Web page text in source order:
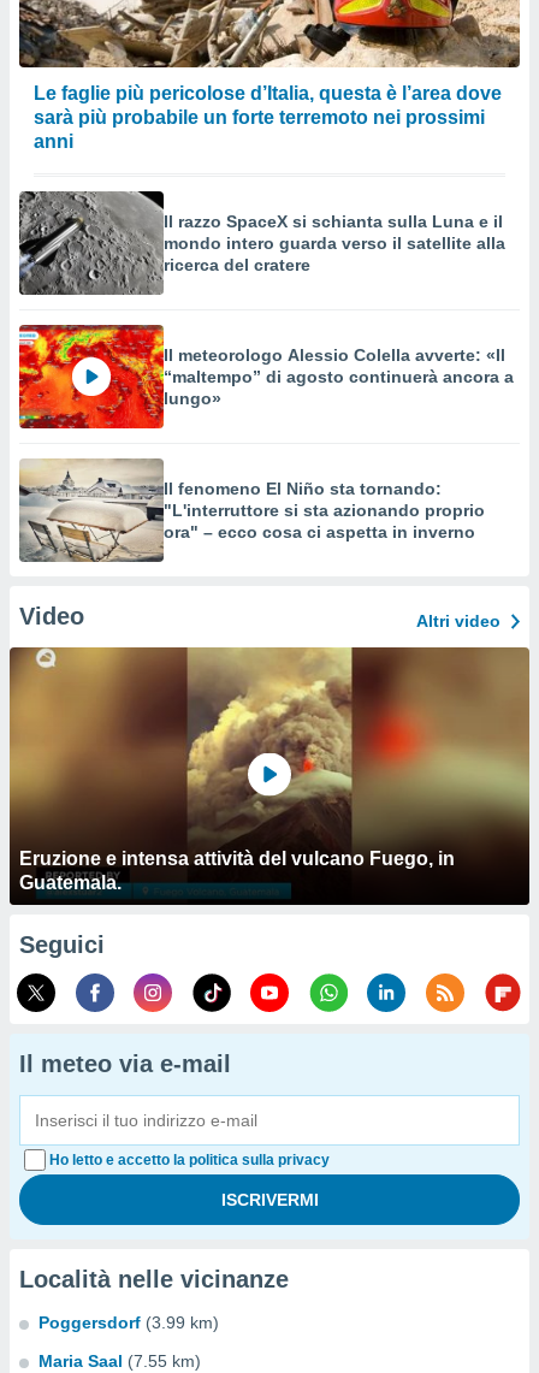
Le faglie più pericolose d’Italia, questa è l’area dove
sarà più probabile un forte terremoto nei prossimi
anni
Il razzo SpaceX si schianta sulla Luna e il
mondo intero guarda verso il satellite alla
ricerca del cratere
Il meteorologo Alessio Colella avverte: «Il
“maltempo” di agosto continuerà ancora a
lungo»
Il fenomeno El Niño sta tornando:
"L'interruttore si sta azionando proprio
ora" – ecco cosa ci aspetta in inverno
Video Altri video
Eruzione e intensa attività del vulcano Fuego, in
Guatemala.
Seguici
Il meteo via e-mail
Ho letto e accetto la politica sulla privacy
Località nelle vicinanze
Poggersdorf (3.99 km)
Maria Saal (7.55 km)